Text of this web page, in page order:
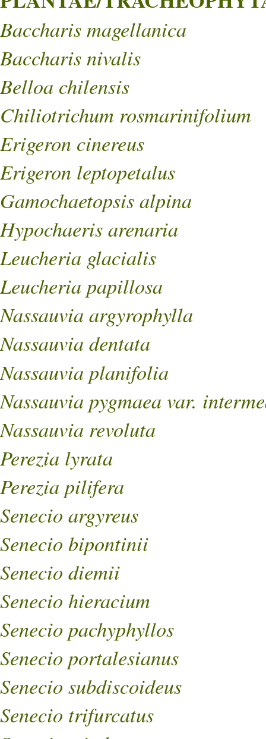
Baccharis magellanica
Baccharis nivalis
Belloa chilensis
Chiliotrichum rosmarinifolium
Erigeron cinereus
Erigeron leptopetalus
Gamochaetopsis alpina
Hypochaeris arenaria
Leucheria glacialis
Leucheria papillosa
Nassauvia argyrophylla
Nassauvia dentata
Nassauvia planifolia
Nassauvia pygmaea var.
Nassauvia revoluta
Perezia lyrata
Perezia pilifera
Senecio argyreus
Senecio bipontinii
Senecio diemii
Senecio hieracium
Senecio pachyphyllos
Senecio portalesianus
Senecio subdiscoideus
Senecio trifurcatus